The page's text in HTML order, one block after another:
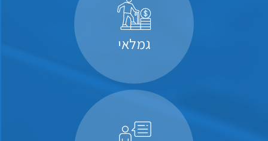
גמלאי